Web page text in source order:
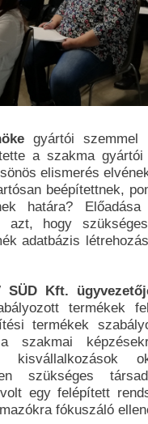
gyártói szemmel
a szakma
elismerés
beépítettnek,
határa?
azt, hogy
adatbázis
SÜD Kft.
termékek
termékek
szükséges
egy felépített
fókuszáló